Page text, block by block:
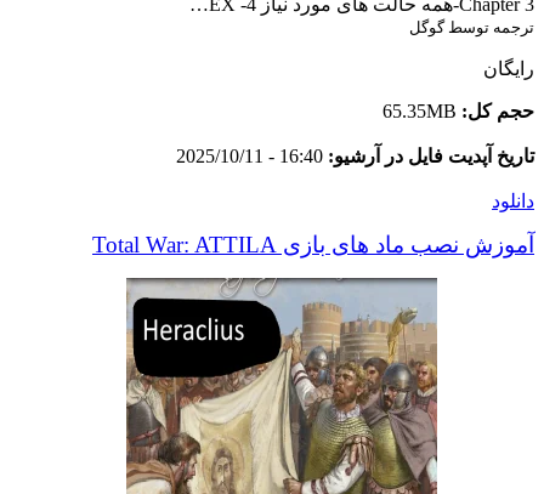
ترجمه توسط گوگل
رایگان
حجم کل: 65.35MB
تاریخ آپدیت فایل در آرشیو: 16:40 - 2025/10/11
دانلود
آموزش نصب ماد های بازی Total War: ATTILA